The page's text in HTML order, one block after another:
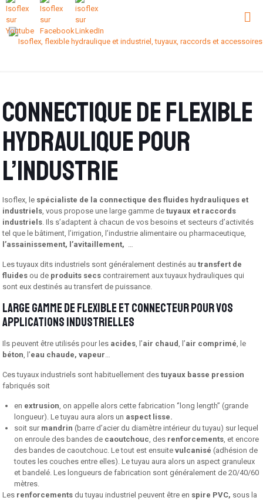
Connectique de flexible
hydraulique pour
l’industrie
Isoflex, le spécialiste de la connectique des fluides hydrauliques et
industriels, vous propose une large gamme de tuyaux et raccords
industriels. Ils s’adaptent à chacun de vos besoins et secteurs d’activités
tel que le bâtiment, l’irrigation, l’industrie alimentaire ou pharmaceutique,
l’assainissement, l’avitaillement, …
Les tuyaux dits industriels sont généralement destinés autransfert de
fluides ou de produits secs contrairement aux tuyaux hydrauliques qui
sont eux destinés au transfert de puis­sance.
Large gamme de flexible et connecteur pour vos
applications industrielles
Ils peuvent être utilisés pour les acides, l’air chaud, l’air comprimé, le
béton, l’eau chaude, vapeur…
Ces tuyaux industriels sont habituellement destuyaux basse pression
fabriqués soit
en extrusion, on appelle alors cette fabrication ‘’long length’’ (grande
longueur). Le tuyau aura alors un aspect lisse.
soit sur mandrin (barre d’acier du diamètre intérieur du tuyau) sur lequel
on enroule des bandes de caoutchouc, des renforcements, et encore
des bandes de caoutchouc. Le tout est ensuitevulcanisé (adhésion de
toutes les couches entre elles). Le tuyau aura alors un aspect granuleux
et ban­delé. Les longueurs de fabrication sont généralement de 20/40/60
mètres.
Les renforcements du tuyau industriel peuvent être en spire PVC, sous la